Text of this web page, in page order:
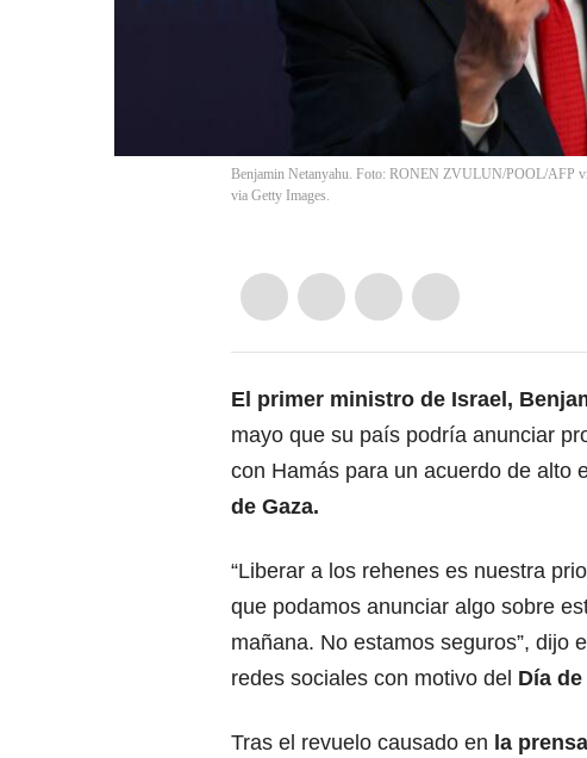
Benjamin Netanyahu. Foto: RONEN ZVULUN/POOL/AFP
via Getty Images.
El primer ministro de Israel,
mayo que su país podría anunciar
con Hamás para un acuerdo de alto
de Gaza.
“Liberar a los rehenes es nuestra
que podamos anunciar algo sobre
mañana. No estamos seguros”, dijo
redes sociales con motivo del Día
Tras el revuelo causado en la